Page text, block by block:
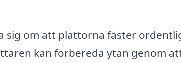
sig om att plattorna fäster
kan förbereda ytan genom